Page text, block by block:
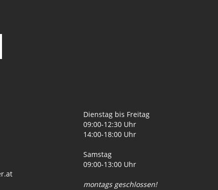
Dienstag bis Freitag
09:00-12:30 Uhr
14:00-18:00 Uhr
Samstag
09:00-13:00 Uhr
montags geschlossen!